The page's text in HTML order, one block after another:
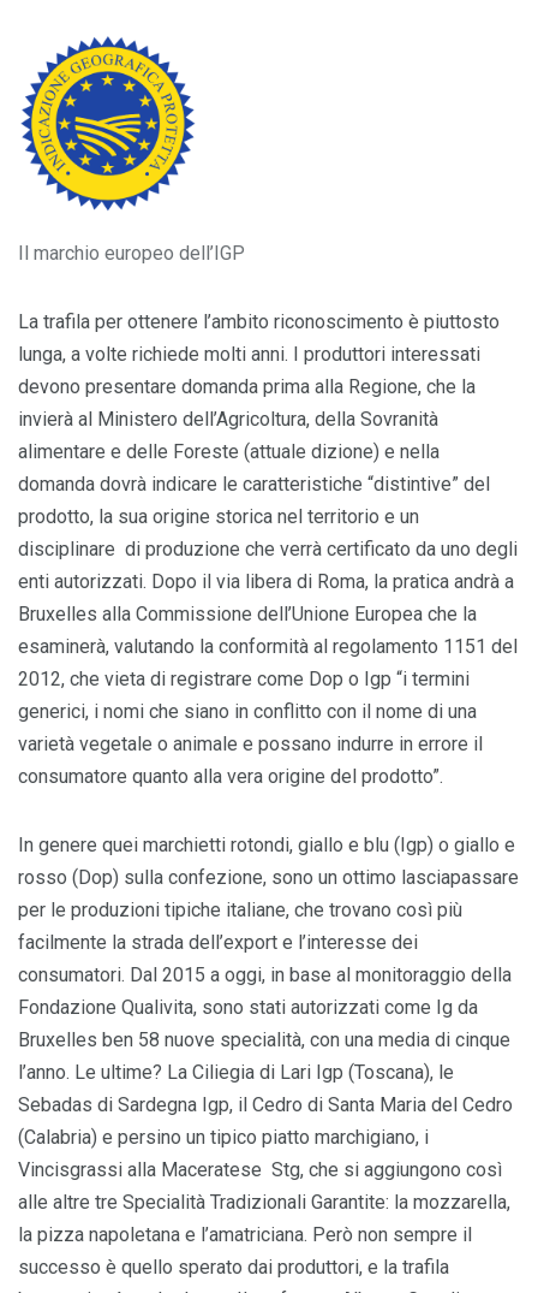
Il marchio europeo dell’IGP
La trafila per ottenere l’ambito riconoscimento è piuttosto
lunga, a volte richiede molti anni. I produttori interessati
devono presentare domanda prima alla Regione, che la
invierà al Ministero dell’Agricoltura, della Sovranità
alimentare e delle Foreste (attuale dizione) e nella
domanda dovrà indicare le caratteristiche “distintive” del
prodotto, la sua origine storica nel territorio e un
disciplinare di produzione che verrà certificato da uno degli
enti autorizzati. Dopo il via libera di Roma, la pratica andrà a
Bruxelles alla Commissione dell’Unione Europea che la
esaminerà, valutando la conformità al regolamento 1151 del
2012, che vieta di registrare come Dop o Igp “i termini
generici, i nomi che siano in conflitto con il nome di una
varietà vegetale o animale e possano indurre in errore il
consumatore quanto alla vera origine del prodotto”.
In genere quei marchietti rotondi, giallo e blu (Igp) o giallo e
rosso (Dop) sulla confezione, sono un ottimo lasciapassare
per le produzioni tipiche italiane, che trovano così più
facilmente la strada dell’export e l’interesse dei
consumatori. Dal 2015 a oggi, in base al monitoraggio della
Fondazione Qualivita, sono stati autorizzati come Ig da
Bruxelles ben 58 nuove specialità, con una media di cinque
l’anno. Le ultime? La Ciliegia di Lari Igp (Toscana), le
Sebadas di Sardegna Igp, il Cedro di Santa Maria del Cedro
(Calabria) e persino un tipico piatto marchigiano, i
Vincisgrassi alla Maceratese Stg, che si aggiungono così
alle altre tre Specialità Tradizionali Garantite: la mozzarella,
la pizza napoletana e l’amatriciana. Però non sempre il
successo è quello sperato dai produttori, e la trafila